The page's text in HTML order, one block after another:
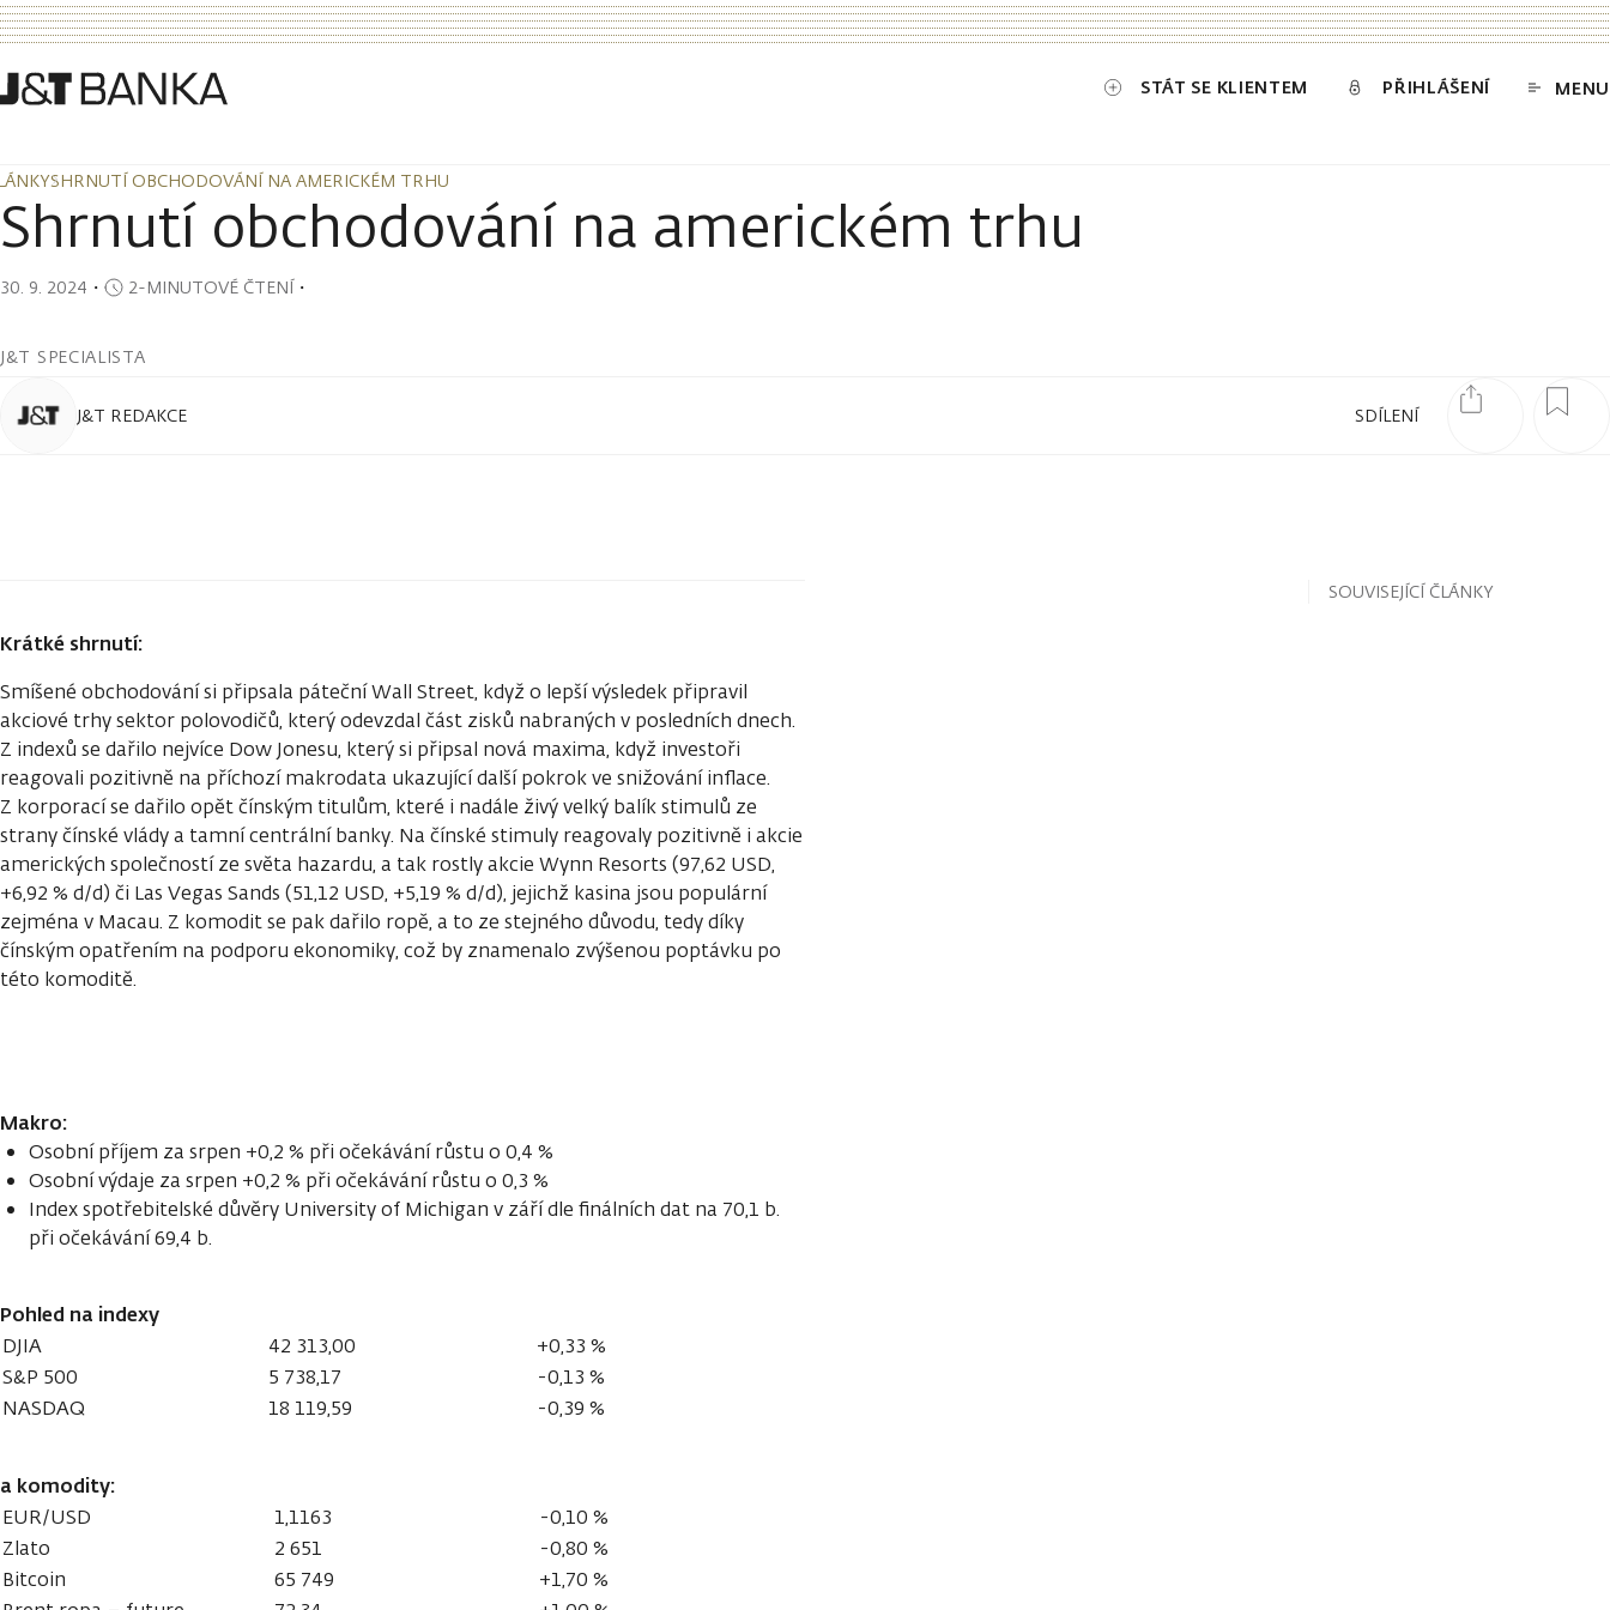
STÁT SE KLIENTEM PŘIHLÁŠENÍ MENU
SHRNUTÍ OBCHODOVÁNÍ NA AMERICKÉM TRHU
SHRNUTÍ OBCHODOVÁNÍ NA AMERICKÉM TRHU
Shrnutí obchodování na americkém trhu
30. 9. 2024 ・ 2-MINUTOVÉ ČTENÍ・
J&T SPECIALISTA
SDÍLENÍ
J&T REDAKCE
Krátké shrnutí:
Smíšené obchodování si připsala páteční Wall Street, když o lepší výsledek připravil
akciové trhy sektor polovodičů, který odevzdal část zisků nabraných v posledních dnech.
Z indexů se dařilo nejvíce Dow Jonesu, který si připsal nová maxima, když investoři
reagovali pozitivně na příchozí makrodata ukazující další pokrok ve snižování inflace.
Z korporací se dařilo opět čínským titulům, které i nadále živý velký balík stimulů ze
strany čínské vlády a tamní centrální banky. Na čínské stimuly reagovaly pozitivně i akcie
amerických společností ze světa hazardu, a tak rostly akcie Wynn Resorts (97,62 USD,
+6,92 % d/d) či Las Vegas Sands (51,12 USD, +5,19 % d/d), jejichž kasina jsou populární
zejména v Macau. Z komodit se pak dařilo ropě, a to ze stejného důvodu, tedy díky
čínským opatřením na podporu ekonomiky, což by znamenalo zvýšenou poptávku po
této komoditě.
Makro:
Osobní příjem za srpen +0,2 % při očekávání růstu o 0,4 %
Osobní výdaje za srpen +0,2 % při očekávání růstu o 0,3 %
Index spotřebitelské důvěry University of Michigan v září dle finálních dat na 70,1 b.
při očekávání 69,4 b.
Pohled na indexy
DJIA 42 313,00
+0,33 %
S&P 500
5 738,17
-0,13 %
NASDAQ
18 119,59 -0,39 %
a komodity:
EUR/USD 1,1163
-0,10 %
Zlato
2 651
-0,80 %
Bitcoin
65 749
+1,70 %
SOUVISEJÍCÍ ČLÁNKY